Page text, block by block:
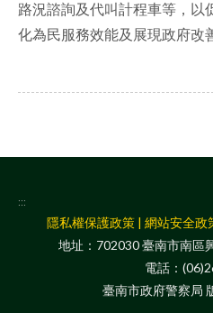
路況諮詢及代叫計程車等，以
化為民服務效能及展現政府改
:::
隱私權保護政策 | 網站安全政
地址：702030 臺南市南區
電話：
臺南市政府警察局